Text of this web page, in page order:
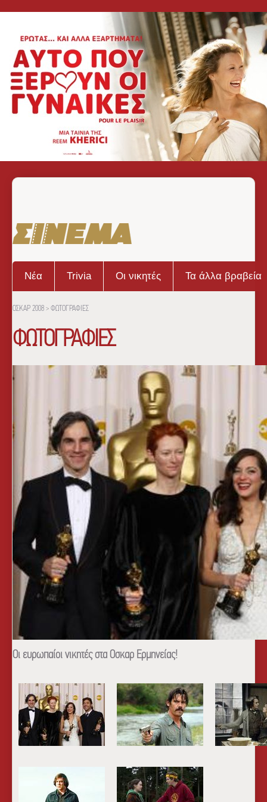
Νέα Trivia Οι νικητές Τα άλλα βραβεία
ΟΣΚΑΡ 2008 > ΦΩΤΟΓΡΑΦΙΕΣ
ΦΩΤΟΓΡΑΦΙΕΣ
Οι ευρωπαίοι νικητές στα Οσκαρ Ερμηνείας!